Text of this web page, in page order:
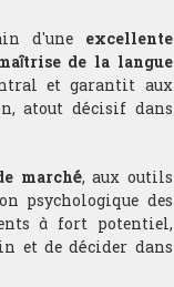
d'une excellente
de la langue
et garantit aux
atout décisif dans
marché, aux outils
psychologique des
à fort potentiel,
et de décider dans